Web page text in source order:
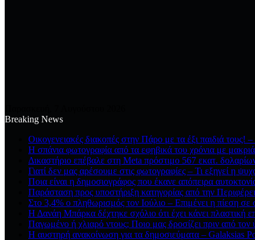
Breaking News
Οικογενειακές διακοπές στην Πάρο με τα έξι παιδιά τους!
Η σπάνια φωτογραφία από τα εφηβικά του χρόνια με
Δικαστήριο επέβαλε στη Meta πρόστιμο 567 εκατ.
Γιατί δεν μας αρέσουμε στις φωτογραφίες – Τι εξηγεί η
Ποια είναι η δημοσιογράφος που έκανε απόπειρα
Παράσταση προς υποστήριξη κατηγορίας από την
Στο 3,4% ο πληθωρισμός τον Ιούλιο – Επιμένει η πίεση
Η Δανάη Μπάρκα δέχτηκε σχόλιο ότι έχει κάνει
Παγωμένο ή χλιαρό ντους; Ποιο μας δροσίζει πριν από
Η αυστηρή ανακοίνωση για τα δημοσιεύματα – Galaksias